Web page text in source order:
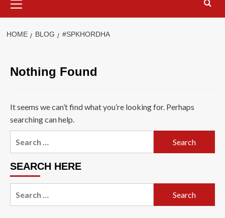
Menu
HOME BLOG #SPKHORDHA
Nothing Found
It seems we can’t find what you’re looking for. Perhaps
searching can help.
SEARCH HERE